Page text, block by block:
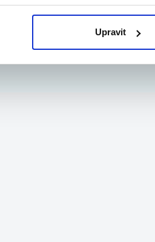
Upravit